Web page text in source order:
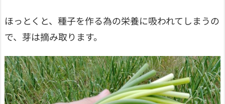
ほっとくと、種子を作る為の栄養に吸われてしまうの
で、芽は摘み取ります。